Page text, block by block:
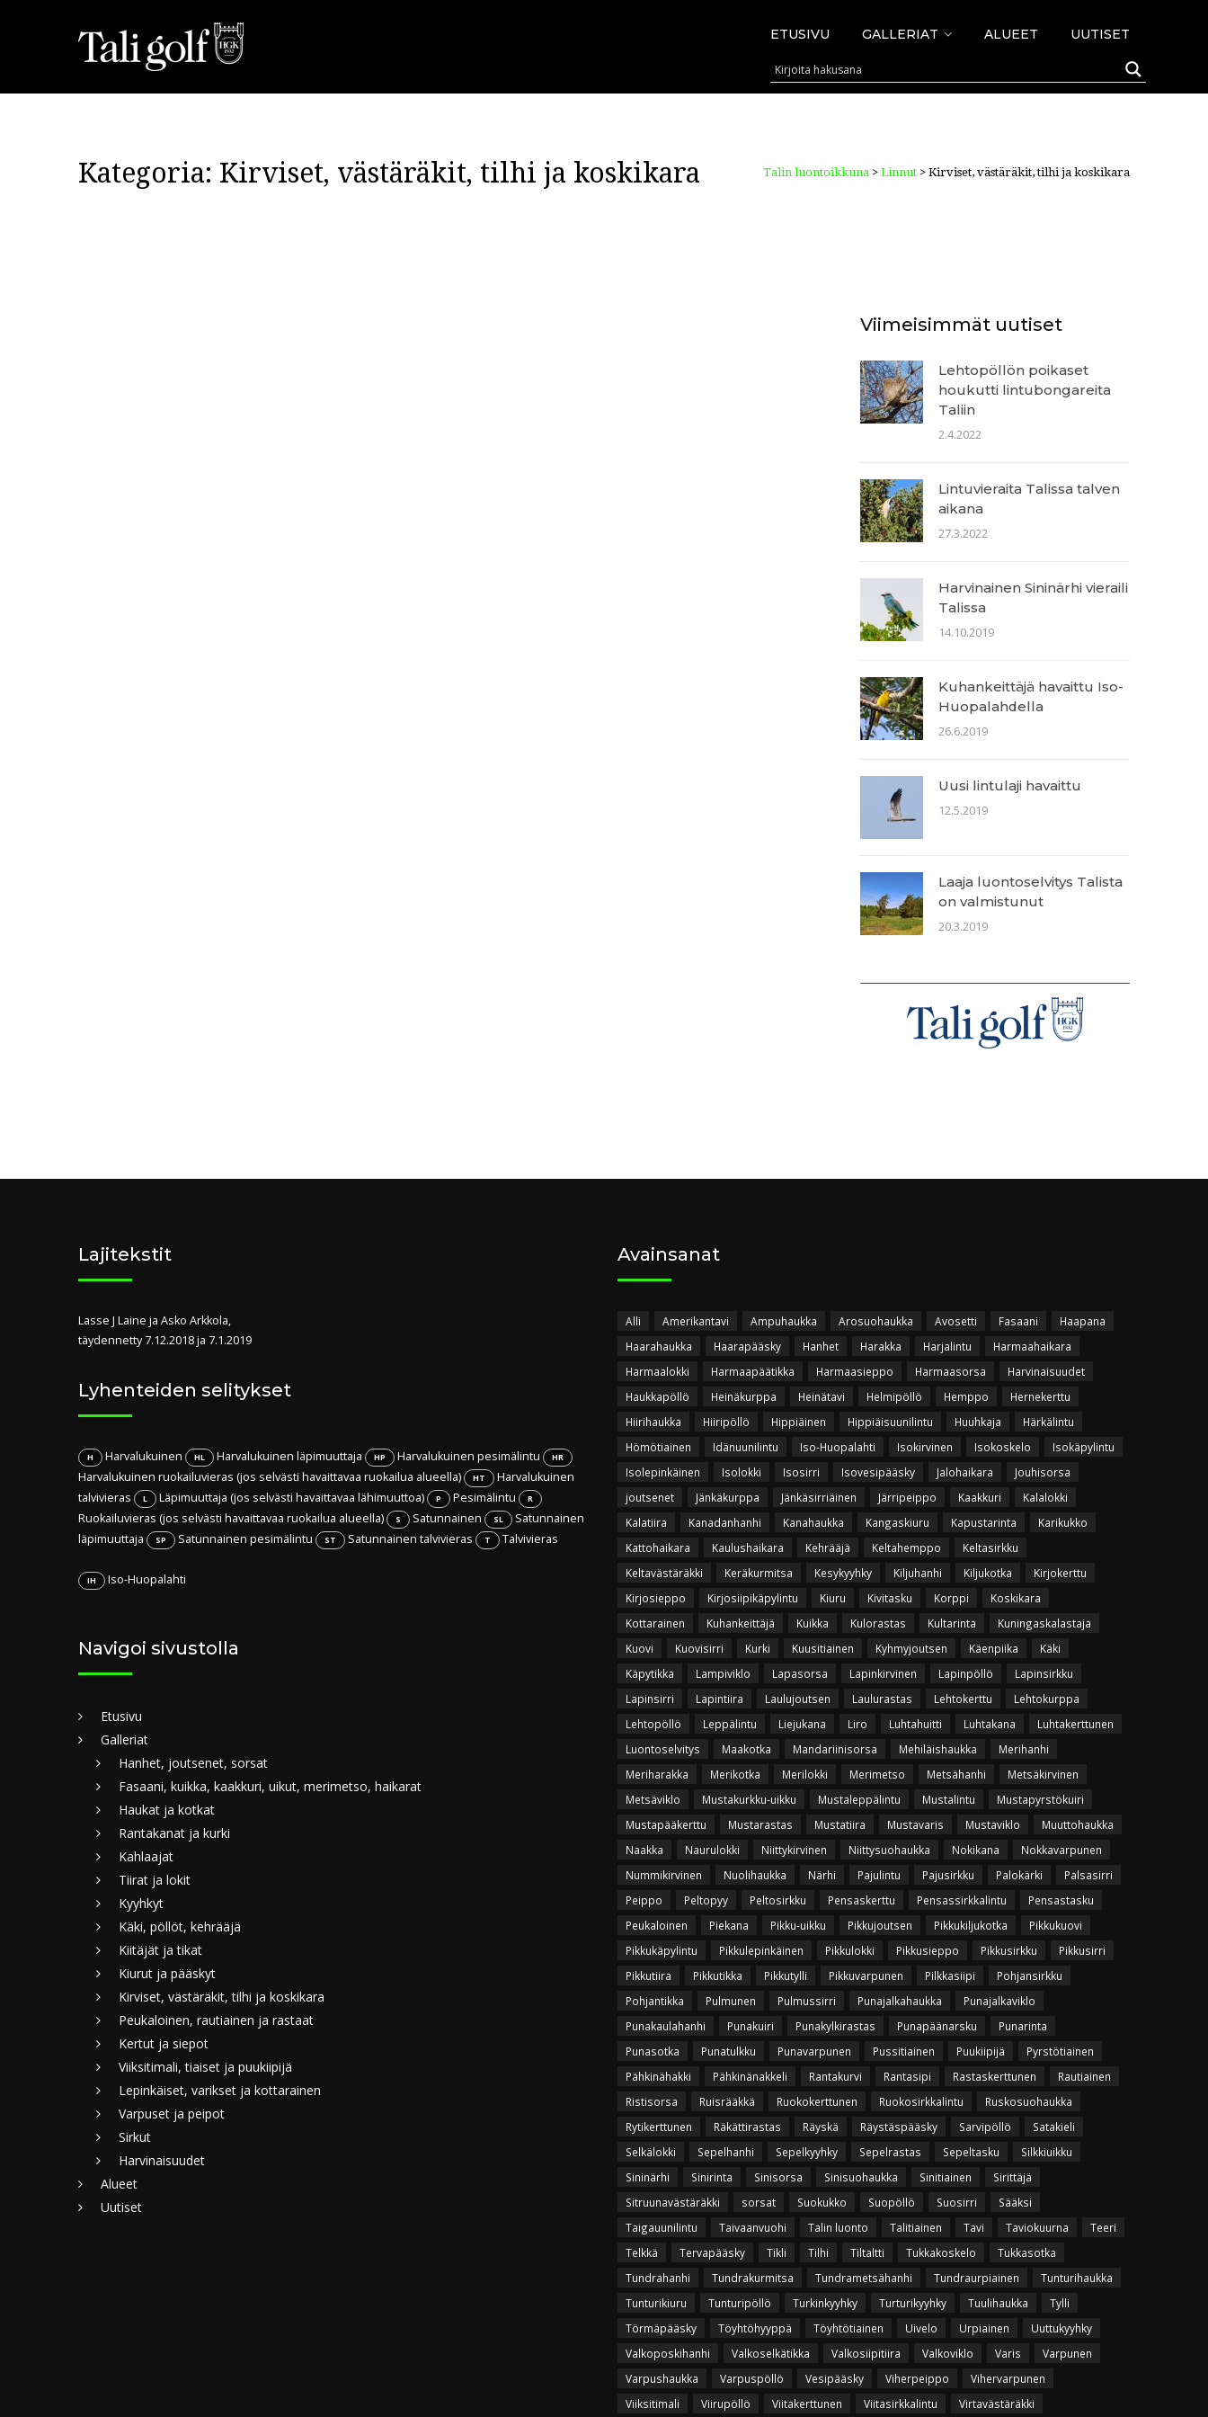
ETUSIVU GALLERIAT ALUEET UUTISET
Kategoria: Kirviset, västäräkit, tilhi ja koskikara Talin luontoikkuna > Linnut > Kirviset, västäräkit, tilhi ja koskikara
Viimeisimmät uutiset
Lehtopöllön poikaset
houkutti lintubongareita
Taliin
2.4.2022
Lintuvieraita Talissa talven
aikana
27.3.2022
Harvinainen Sininärhi vieraili
Talissa
14.10.2019
Kuhankeittäjä havaittu Iso-
Huopalahdella
26.6.2019
Uusi lintulaji havaittu
12.5.2019
Laaja luontoselvitys Talista
on valmistunut
20.3.2019
Lajitekstit
Lasse J Laine ja Asko Arkkola,
täydennetty 7.12.2018 ja 7.1.2019
Lyhenteiden selitykset
H Harvalukuinen HL Harvalukuinen läpimuuttaja HP Harvalukuinen pesimälintu HR
Harvalukuinen ruokailuvieras (jos selvästi havaittavaa ruokailua alueella) HT
Harvalukuinen
talvivieras
L Läpimuuttaja (jos selvästi havaittavaa lähimuuttoa) P Pesimälintu R
Ruokailuvieras (jos selvästi havaittavaa ruokailua alueella) S Satunnainen SL
Satunnainen
läpimuuttaja
SP Satunnainen pesimälintu ST Satunnainen talvivieras T Talvivieras
IH Iso-Huopalahti
Navigoi sivustolla
Etusivu
Galleriat
Hanhet, joutsenet, sorsat
Fasaani, kuikka, kaakkuri, uikut, merimetso, haikarat
Haukat ja kotkat
Rantakanat ja kurki
Kahlaajat
Tiirat ja lokit
Kyyhkyt
Käki, pöllöt, kehrääjä
Kiitäjät ja tikat
Kiurut ja pääskyt
Kirviset, västäräkit, tilhi ja koskikara
Peukaloinen, rautiainen ja rastaat
Kertut ja siepot
Viiksitimali, tiaiset ja puukiipijä
Lepinkäiset, varikset ja kottarainen
Varpuset ja peipot
Sirkut
Harvinaisuudet
Alueet
Uutiset
Avainsanat
Alli Amerikantavi Ampuhaukka Arosuohaukka Avosetti Fasaani
Haapana
Haarahaukka
Haarapääsky Hanhet Harakka Harjalintu
Harmaahaikara
Harmaalokki
Harmaapäätikka Harmaasieppo Harmaasorsa
Harvinaisuudet
Haukkapöllö
Heinäkurppa Heinätavi Helmipöllö Hemppo
Hernekerttu
Hiirihaukka
Hiiripöllö Hippiäinen Hippiäisuunilintu Huuhkaja
Härkälintu
Hömötiainen
Idänuunilintu Iso-Huopalahti Isokirvinen Isokoskelo
Isokäpylintu
Isolepinkäinen
Isolokki Isosirri Isovesipääsky Jalohaikara
Jouhisorsa
joutsenet
Jänkäkurppa Jänkäsirriäinen Järripeippo Kaakkuri
Kalalokki
Kalatiira
Kanadanhanhi Kanahaukka Kangaskiuru Kapustarinta
Karikukko
Kattohaikara
Kaulushaikara Kehrääjä Keltahemppo
Keltasirkku
Keltavästäräkki
Keräkurmitsa Kesykyyhky Kiljuhanhi Kiljukotka
Kirjokerttu
Kirjosieppo
Kirjosiipikäpylintu Kiuru Kivitasku Korppi
Koskikara
Kottarainen
Kuhankeittäjä Kuikka Kulorastas Kultarinta
Kuningaskalastaja
Kuovi
Kuovisirri Kurki Kuusitiainen Kyhmyjoutsen Käenpiika
Käki
Käpytikka
Lampiviklo Lapasorsa Lapinkirvinen Lapinpöllö
Lapinsirkku
Lapinsirri
Lapintiira Laulujoutsen Laulurastas Lehtokerttu
Lehtokurppa
Lehtopöllö
Leppälintu Liejukana Liro Luhtahuitti Luhtakana
Luhtakerttunen
Luontoselvitys
Maakotka Mandariinisorsa Mehiläishaukka
Merihanhi
Meriharakka
Merikotka Merilokki Merimetso Metsähanhi
Metsäkirvinen
Metsäviklo
Mustakurkku-uikku Mustaleppälintu Mustalintu
Mustapyrstökuiri
Mustapääkerttu
Mustarastas Mustatiira Mustavaris Mustaviklo
Muuttohaukka
Naakka
Naurulokki Niittykirvinen Niittysuohaukka Nokikana
Nokkavarpunen
Nummikirvinen
Nuolihaukka Närhi Pajulintu Pajusirkku Palokärki
Palsasirri
Peippo
Peltopyy Peltosirkku Pensaskerttu Pensassirkkalintu
Pensastasku
Peukaloinen
Piekana Pikku-uikku Pikkujoutsen Pikkukiljukotka
Pikkukuovi
Pikkukäpylintu
Pikkulepinkäinen Pikkulokki Pikkusieppo Pikkusirkku
Pikkusirri
Pikkutiira
Pikkutikka Pikkutylli Pikkuvarpunen Pilkkasiipi
Pohjansirkku
Pohjantikka
Pulmunen Pulmussirri Punajalkahaukka
Punajalkaviklo
Punakaulahanhi
Punakuiri Punakylkirastas Punapäänarsku
Punarinta
Punasotka
Punatulkku Punavarpunen Pussitiainen Puukiipijä
Pyrstötiainen
Pähkinähakki
Pähkinänakkeli Rantakurvi Rantasipi Rastaskerttunen
Rautiainen
Ristisorsa
Ruisrääkkä Ruokokerttunen Ruokosirkkalintu
Ruskosuohaukka
Rytikerttunen
Räkättirastas Räyskä Räystäspääsky Sarvipöllö
Satakieli
Selkälokki
Sepelhanhi Sepelkyyhky Sepelrastas Sepeltasku
Silkkiuikku
Sininärhi
Sinirinta Sinisorsa Sinisuohaukka Sinitiainen
Sirittäjä
Sitruunavästäräkki
sorsat Suokukko Suopöllö Suosirri
Sääksi
Taigauunilintu
Taivaanvuohi Talin luonto Talitiainen Tavi Taviokuurna
Teeri
Telkkä
Tervapääsky Tikli Tilhi Tiltaltti Tukkakoskelo
Tukkasotka
Tundrahanhi
Tundrakurmitsa Tundrametsähanhi Tundraurpiainen
Tunturihaukka
Tunturikiuru
Tunturipöllö Turkinkyyhky Turturikyyhky Tuulihaukka
Tylli
Törmäpääsky
Töyhtöhyyppä Töyhtötiainen Uivelo Urpiainen
Uuttukyyhky
Valkoposkihanhi
Valkoselkätikka Valkosiipitiira Valkoviklo Varis
Varpunen
Varpushaukka
Varpuspöllö Vesipääsky Viherpeippo
Vihervarpunen
Viiksitimali
Viirupöllö Viitakerttunen Viitasirkkalintu Virtavästäräkki